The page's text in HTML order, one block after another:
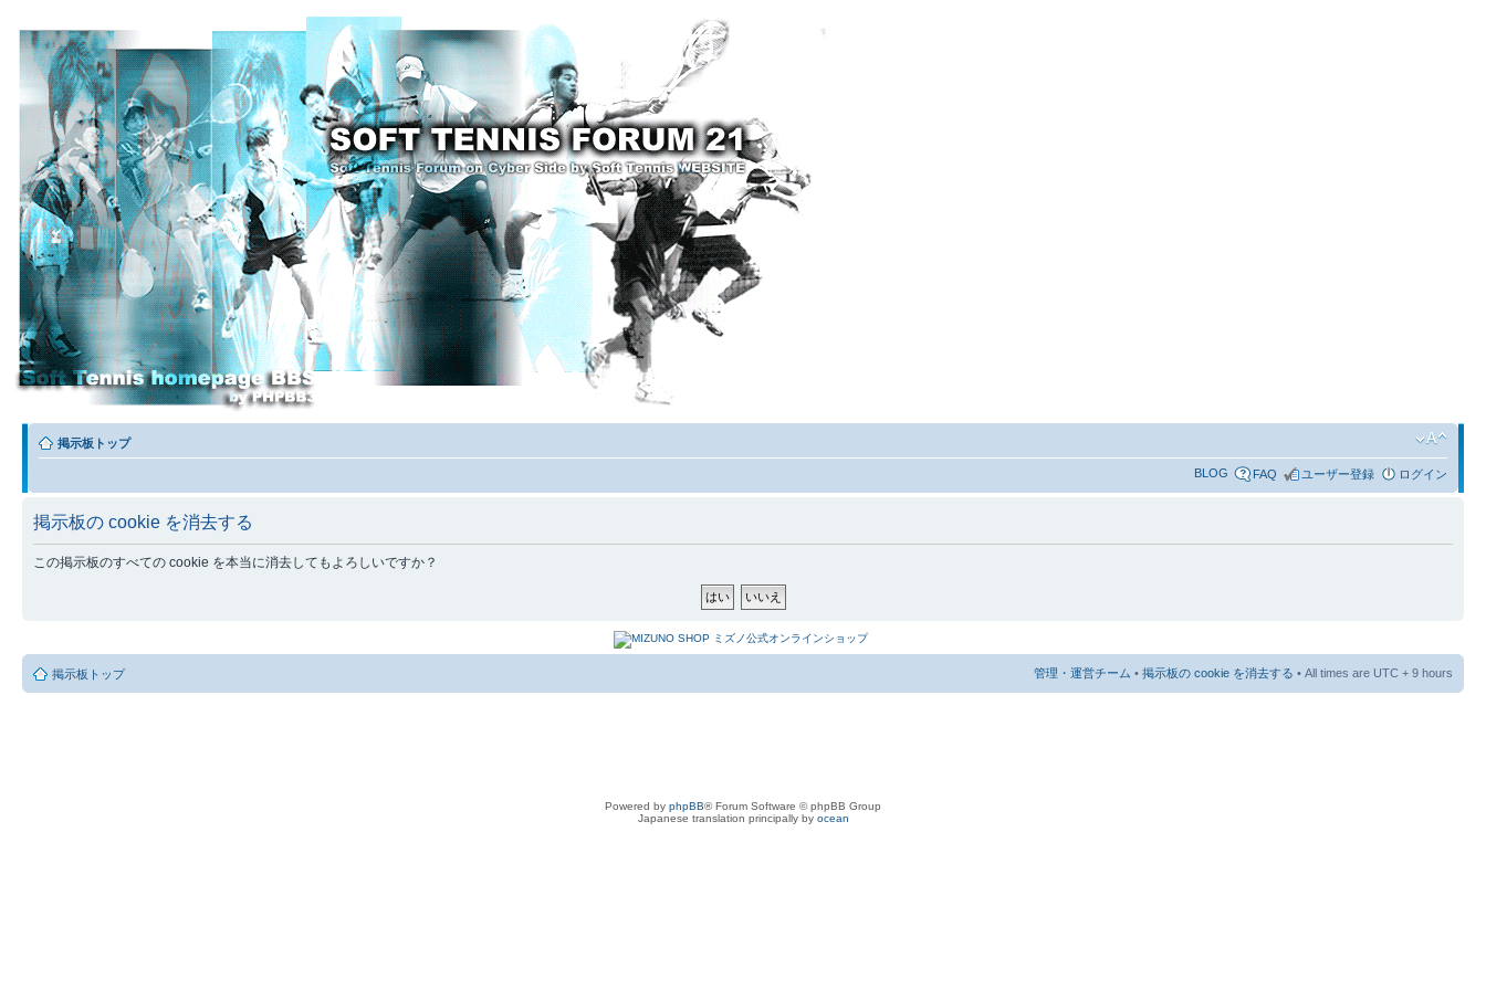
掲示板トップ
BLOG FAQ ユーザー登録 ログイン
掲示板の cookie を消去する
この掲示板のすべての cookie を本当に消去してもよろしいですか？
掲示板トップ 管理・運営チーム • 掲示板の cookie を消去する • All times are UTC + 9 hours
Powered by phpBB® Forum Software © phpBB Group
Japanese translation principally by ocean